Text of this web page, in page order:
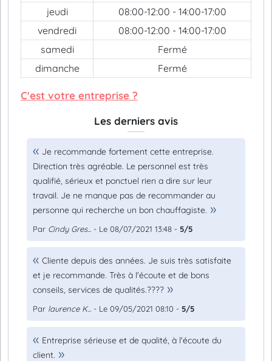
jeudi
08:00-12:00 - 14:00-17:00
vendredi
08:00-12:00 - 14:00-17:00
samedi
Fermé
dimanche
Fermé
C'est votre entreprise ?
Les derniers avis
Je recommande fortement cette entreprise.
Direction très agréable. Le personnel est très
qualifié, sérieux et ponctuel rien a dire sur leur
travail. Je ne manque pas de recommander au
personne qui recherche un bon chauffagiste.
Par Cindy Gres... - Le 08/07/2021 13:48 - 5/5
Cliente depuis des années. Je suis très satisfaite
et je recommande. Très à l'écoute et de bons
conseils, services de qualités.????
Par laurence K... - Le 09/05/2021 08:10 - 5/5
Entreprise sérieuse et de qualité, à l'écoute du
client.